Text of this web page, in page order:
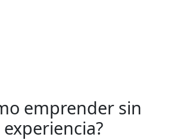
emprender sin
experiencia?